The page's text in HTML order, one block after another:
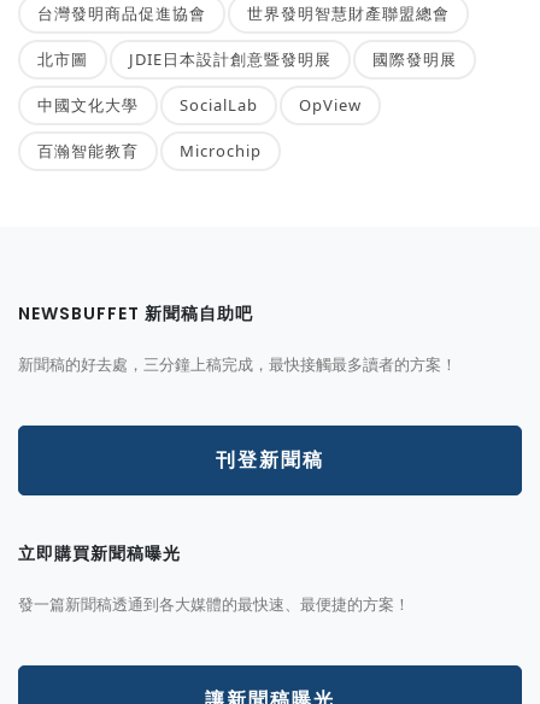
台灣發明商品促進協會 世界發明智慧財產聯盟總會
北市圖 JDIE日本設計創意暨發明展 國際發明展
中國文化大學 SocialLab OpView
百瀚智能教育 Microchip
NEWSBUFFET 新聞稿自助吧
新聞稿的好去處，三分鐘上稿完成，最快接觸最多讀者的方案！
刊登新聞稿
立即購買新聞稿曝光
發一篇新聞稿透通到各大媒體的最快速、最便捷的方案！